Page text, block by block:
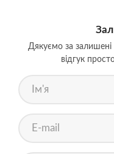
Дякуємо за
відгук